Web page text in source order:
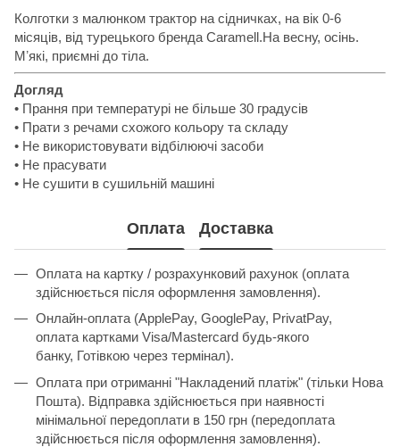
Колготки з малюнком трактор на сідничках, на вік 0-6
місяців, від турецького бренда Caramell.На весну, осінь.
Мʼякі, приємні до тіла.
Догляд
• Прання при температурі не більше 30 градусів
• Прати з речами схожого кольору та складу
• Не використовувати відбілюючі засоби
• Не прасувати
• Не сушити в сушильній машині
Оплата Доставка
Оплата на картку / розрахунковий рахунок (оплата
здійснюється після оформлення замовлення).
Онлайн-оплата (ApplePay, GooglePay, PrivatPay,
оплата картками Visa/Mastercard будь-якого
банку, Готівкою через термінал).
Оплата при отриманні "Накладений платіж" (тільки Нова
Пошта). Відправка здійснюється при наявності
мінімальної передоплати в 150 грн (передоплата
здійснюється після оформлення замовлення).